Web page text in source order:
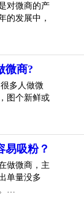
对微商的产
的发展中，
微商?
多人做微
图个新鲜或
易吸粉？
做微商，主
单量没多
…